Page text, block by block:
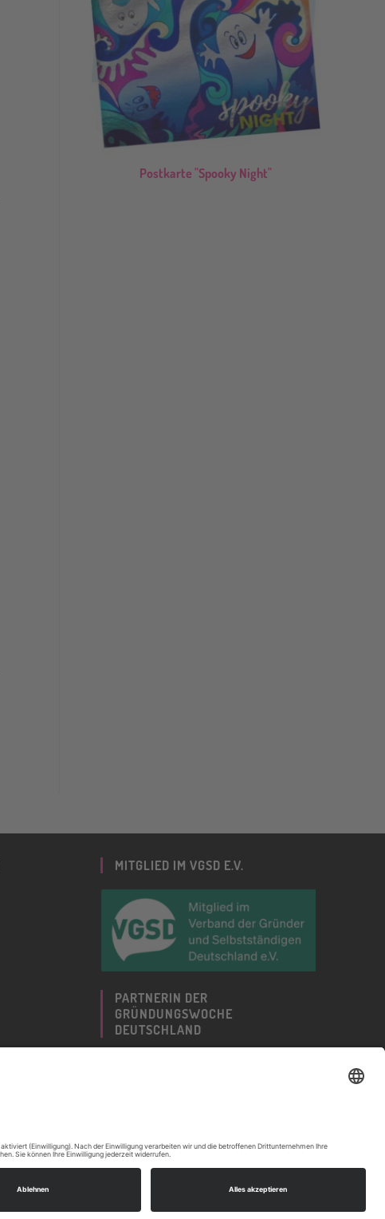
Postkarte "Spooky Night"
MITGLIED IM VGSD E.V.
PARTNERIN DER
GRÜNDUNGSWOCHE
DEUTSCHLAND